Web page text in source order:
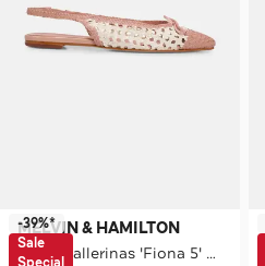
MELVIN & HAMILTON
Sling-Ballerinas 'Fiona 5' mehrfarbig
-39%*
Sale
Special